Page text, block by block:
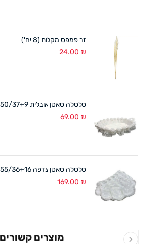
זר פמפס מקלות (8 יח')
24.00 ₪
סלסלה סאטן אובלית 50/37+9 ס"מ לבן
69.00 ₪
סלסלה סאטן צדפה 55/36+16 ס"מ לבן
169.00 ₪
מוצרים קשורים